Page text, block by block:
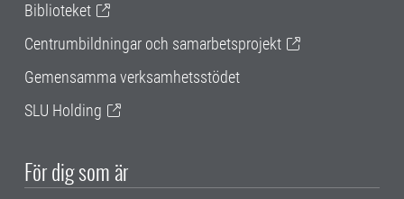
Biblioteket
Centrumbildningar och samarbetsprojekt
Gemensamma verksamhetsstödet
SLU Holding
För dig som är